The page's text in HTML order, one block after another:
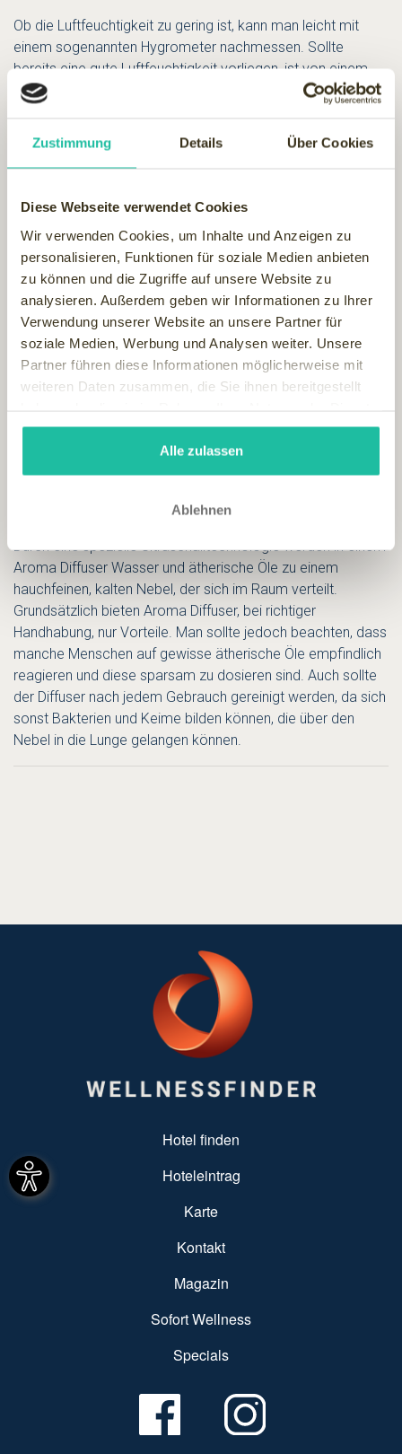
Zustimmung Details Über Cookies
Diese Webseite verwendet Cookies
Wir verwenden Cookies, um Inhalte und Anzeigen zu
personalisieren, Funktionen für soziale Medien anbieten
zu können und die Zugriffe auf unsere Website zu
analysieren. Außerdem geben wir Informationen zu Ihrer
Verwendung unserer Website an unsere Partner für
soziale Medien, Werbung und Analysen weiter. Unsere
Partner führen diese Informationen möglicherweise mit
weiteren Daten zusammen, die Sie ihnen bereitgestellt
gesammelt haben.
Alle zulassen
Ablehnen
Ob die Luftfeuchtigkeit zu gering ist, kann man leicht mit
einem sogenannten Hygrometer nachmessen. Sollte
bereits eine gute Luftfeuchtigkeit vorliegen, ist von einem
zusätzlichen Luftbefeuchter abzuraten, da man sonst
kann man auch verschieden Alternativen ausprobieren,
bevor man in einen Diffuser investiert. Dazu gehören
Heizung. Auch kann man während des Duschens oder
gesamten Wohnung automatisch mit erhöht.
Aromatisierung der
Raumluft
Aroma Diffuser können auch ohne Aromen oder ätherische
Öle verwendet werden, dann funktionieren sie als
gewöhnliche Luftbefeuchter. Allerdings können bestimmte
Einfluss auf unseren Körper und Geist. Er kann unseren
Schlaf positiv unterstützten, unsere Kreativität anregen oder
uns beruhigen und gleichzeitig unsere
Durch eine spezielle Ultraschalltechnologie werden in einem
Aroma Diffuser Wasser und ätherische Öle zu einem
hauchfeinen, kalten Nebel, der sich im Raum verteilt.
Grundsätzlich bieten Aroma Diffuser, bei richtiger
Handhabung, nur Vorteile. Man sollte jedoch beachten, dass
manche Menschen auf gewisse ätherische Öle empfindlich
reagieren und diese sparsam zu dosieren sind. Auch sollte
der Diffuser nach jedem Gebrauch gereinigt werden, da sich
sonst Bakterien und Keime bilden können, die über den
Nebel in die Lunge gelangen können.
Hotel finden
Hoteleintrag
Karte
Kontakt
Magazin
Sofort Wellness
Specials